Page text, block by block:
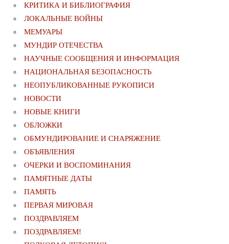
КРИТИКА И БИБЛИОГРАФИЯ
ЛОКАЛЬНЫЕ ВОЙНЫ
МЕМУАРЫ
МУНДИР ОТЕЧЕСТВА
НАУЧНЫЕ СООБЩЕНИЯ И ИНФОРМАЦИЯ
НАЦИОНАЛЬНАЯ БЕЗОПАСНОСТЬ
НЕОПУБЛИКОВАННЫЕ РУКОПИСИ
НОВОСТИ
НОВЫЕ КНИГИ
ОБЛОЖКИ
ОБМУНДИРОВАНИЕ И СНАРЯЖЕНИЕ
ОБЪЯВЛЕНИЯ
ОЧЕРКИ И ВОСПОМИНАНИЯ
ПАМЯТНЫЕ ДАТЫ
ПАМЯТЬ
ПЕРВАЯ МИРОВАЯ
ПОЗДРАВЛЯЕМ
ПОЗДРАВЛЯЕМ!